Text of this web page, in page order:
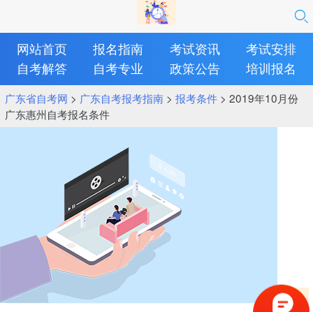
网站首页 报名指南 考试资讯
考试安排
自考解答
自考专业 政策公告 培训报名
广东省自考网 > 广东自考报考指南> 报考条件> 2019年10月份
广东惠州自考报名条件